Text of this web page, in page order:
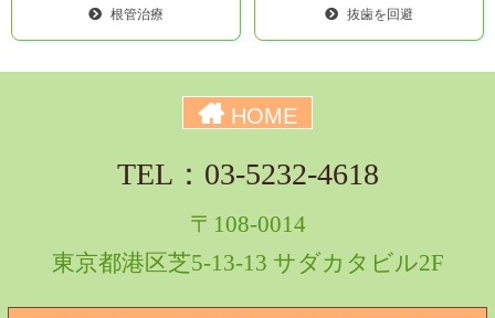
根管治療 抜歯を回避
HOME
TEL：03-5232-4618
〒108-0014
東京都港区芝5-13-13 サダカタビル2F